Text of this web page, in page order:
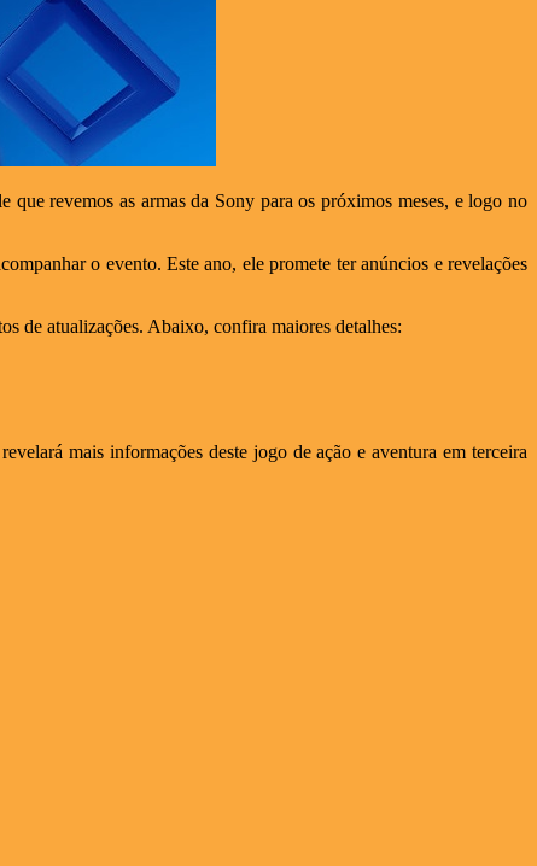
revemos as armas da Sony para os próximos meses, e logo no
o evento. Este ano, ele promete ter anúncios e revelações
de atualizações. Abaixo, confira maiores detalhes:
mais informações deste jogo de ação e aventura em terceira